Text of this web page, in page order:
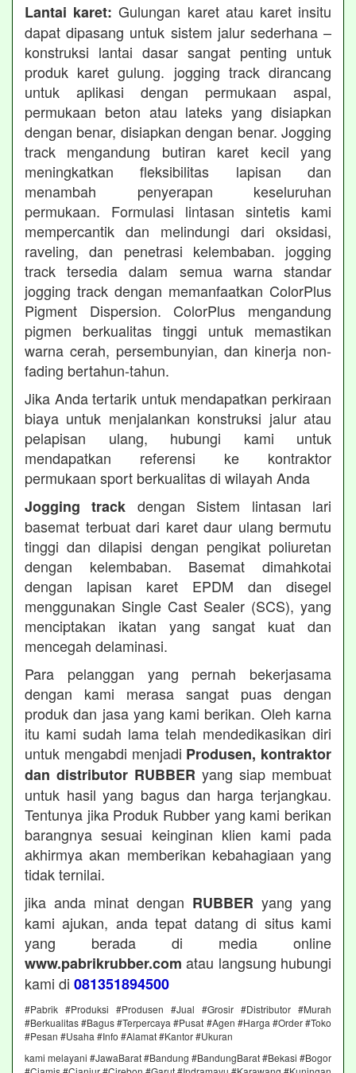
Lantai karet: Gulungan karet atau karet insitu
dapat dipasang untuk sistem jalur sederhana –
konstruksi lantai dasar sangat penting untuk
produk karet gulung. jogging track dirancang
untuk aplikasi dengan permukaan aspal,
permukaan beton atau lateks yang disiapkan
dengan benar, disiapkan dengan benar. Jogging
track mengandung butiran karet kecil yang
meningkatkan fleksibilitas lapisan dan
menambah penyerapan keseluruhan
permukaan. Formulasi lintasan sintetis kami
mempercantik dan melindungi dari oksidasi,
raveling, dan penetrasi kelembaban. jogging
track tersedia dalam semua warna standar
jogging track dengan memanfaatkan ColorPlus
Pigment Dispersion. ColorPlus mengandung
pigmen berkualitas tinggi untuk memastikan
warna cerah, persembunyian, dan kinerja non-
fading bertahun-tahun.
Jika Anda tertarik untuk mendapatkan perkiraan
biaya untuk menjalankan konstruksi jalur atau
pelapisan ulang, hubungi kami untuk
mendapatkan referensi ke kontraktor
permukaan sport berkualitas di wilayah Anda
Jogging track dengan Sistem lintasan lari
basemat terbuat dari karet daur ulang bermutu
tinggi dan dilapisi dengan pengikat poliuretan
dengan kelembaban. Basemat dimahkotai
dengan lapisan karet EPDM dan disegel
menggunakan Single Cast Sealer (SCS), yang
menciptakan ikatan yang sangat kuat dan
mencegah delaminasi.
Para pelanggan yang pernah bekerjasama
dengan kami merasa sangat puas dengan
produk dan jasa yang kami berikan. Oleh karna
itu kami sudah lama telah mendedikasikan diri
untuk mengabdi menjadi Produsen, kontraktor
dan distributor RUBBER yang siap membuat
untuk hasil yang bagus dan harga terjangkau.
Tentunya jika Produk Rubber yang kami berikan
barangnya sesuai keinginan klien kami pada
akhirmya akan memberikan kebahagiaan yang
tidak ternilai.
jika anda minat dengan RUBBER yang yang
kami ajukan, anda tepat datang di situs kami
yang berada di media online
www.pabrikrubber.com atau langsung hubungi
kami di 081351894500
#Pabrik #Produksi #Produsen #Jual #Grosir #Distributor #Murah
#Berkualitas #Bagus #Terpercaya #Pusat #Agen #Harga #Order #Toko
#Pesan #Usaha #Info #Alamat #Kantor #Ukuran
kami melayani #JawaBarat #Bandung #BandungBarat #Bekasi #Bogor